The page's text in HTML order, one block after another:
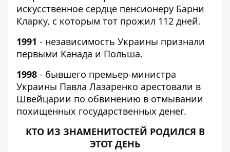
искусственное сердце пенсионеру Барни
Кларку, с которым тот прожил 112 дней.
1991 - независимость Украины признали
первыми Канада и Польша.
1998 - бывшего премьер-министра
Украины Павла Лазаренко арестовали в
Швейцарии по обвинению в отмывании
похищенных государственных денег.
КТО ИЗ ЗНАМЕНИТОСТЕЙ РОДИЛСЯ В
ЭТОТ ДЕНЬ